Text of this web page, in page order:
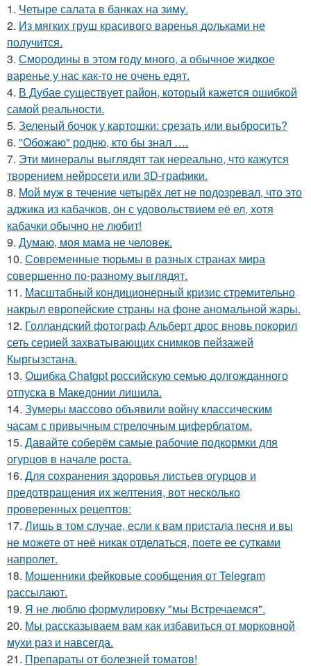
1. Четыре салата в банках на зиму.
2. Из мягких груш красивого варенья дольками не
получится.
3. Смородины в этом году много, а обычное жидкое
варенье у нас как-то не очень едят.
4. В Дубае существует район, который кажется ошибкой
самой реальности.
5. Зеленый бочок у картошки: срезать или выбросить?
6. "Обожаю" родню, кто бы знал ….
7. Эти минералы выглядят так нереально, что кажутся
творением нейросети или 3D-графики.
8. Мой муж в течение четырёх лет не подозревал, что это
аджика из кабачков, он с удовольствием её ел, хотя
кабачки обычно не любит!
9. Думаю, моя мама не человек.
10. Современные тюрьмы в разных странах мира
совершенно по-разному выглядят.
11. Масштабный кондиционерный кризис стремительно
накрыл европейские страны на фоне аномальной жары.
12. Голландский фотограф Альберт дрос вновь покорил
сеть серией захватывающих снимков пейзажей
Кыргызстана.
13. Ошибка Chatgpt российскую семью долгожданного
отпуска в Македонии лишила.
14. Зумеры массово объявили войну классическим
часам с привычным стрелочным циферблатом.
15. Давайте соберём самые рабочие подкормки для
огурцов в начале роста.
16. Для сохранения здоровья листьев огурцов и
предотвращения их желтения, вот несколько
проверенных рецептов:
17. Лишь в том случае, если к вам пристала песня и вы
не можете от неё никак отделаться, поете ее сутками
напролет.
18. Мошенники фейковые сообщения от Telegram
рассылают.
19. Я не люблю формулировку "мы Встречаемся".
20. Мы рассказываем вам как избавиться от морковной
мухи раз и навсегда.
21. Препараты от болезней томатов!